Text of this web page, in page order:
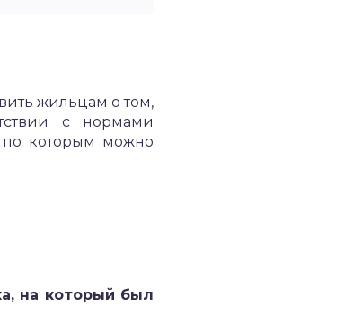
жильцам о том,
с нормами
по которым можно
на который был